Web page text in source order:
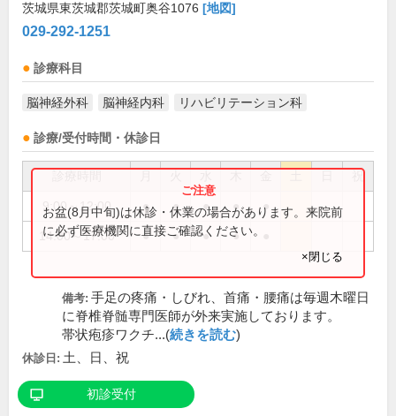
茨城県東茨城郡茨城町奥谷1076 [地図]
029-292-1251
診療科目
脳神経外科 脳神経内科 リハビリテーション科
診療/受付時間・休診日
祝
9:00～12:00 ● ● ● ● ●
14:00～17:00 ● ● ● ●
お盆(8月中旬)は休診・休業の場合があります。来院前
に必ず医療機関に直接ご確認ください。
×閉じる
備考: 手足の疼痛・しびれ、首痛・腰痛は毎週木曜日
に脊椎脊髄専門医師が外来実施しております。
帯状疱疹ワクチ...(続きを読む)
休診日: 土、日、祝
初診受付